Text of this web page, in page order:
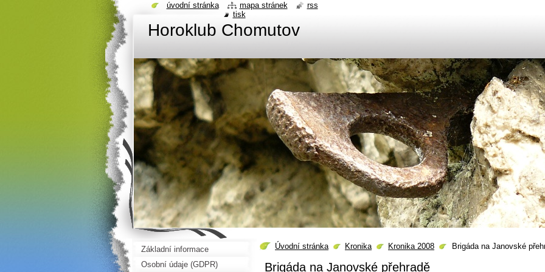
Horoklub Chomutov
Úvodní stránka Kronika Kronika 2008 Brigáda na Janovské
Brigáda na Janovské přehradě
Základní informace
Osobní údaje (GDPR)
úvodní stránka mapa stránek
rss
tisk